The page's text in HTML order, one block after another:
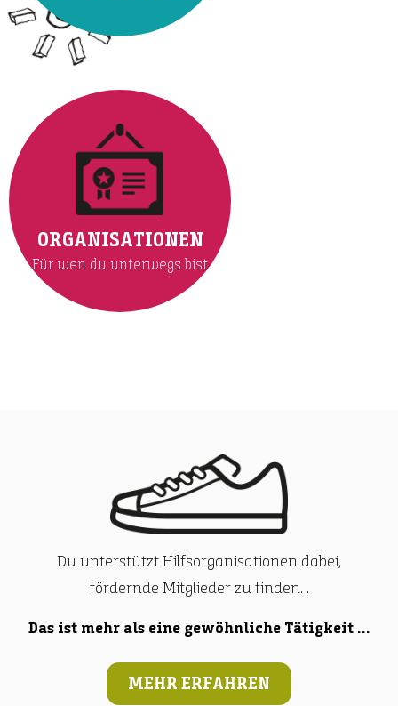
ORGANISATIONEN
Für wen du unterwegs bist
Du unterstützt Hilfsorganisationen dabei,
fördernde Mitglieder zu finden. .
Das ist mehr als eine gewöhnliche Tätigkeit …
MEHR ERFAHREN